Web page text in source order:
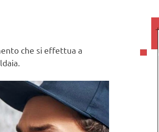
che si effettua a